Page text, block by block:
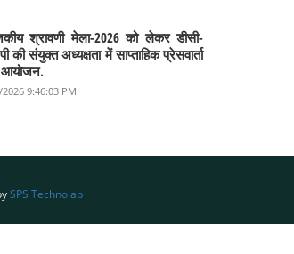
श्रावणी मेला-2026 को लेकर डीसी-
की संयुक्त अध्यक्षता में साप्ताहिक प्रेसवार्ता
आयोजन.
9:46:03 PM
SPS Technolab